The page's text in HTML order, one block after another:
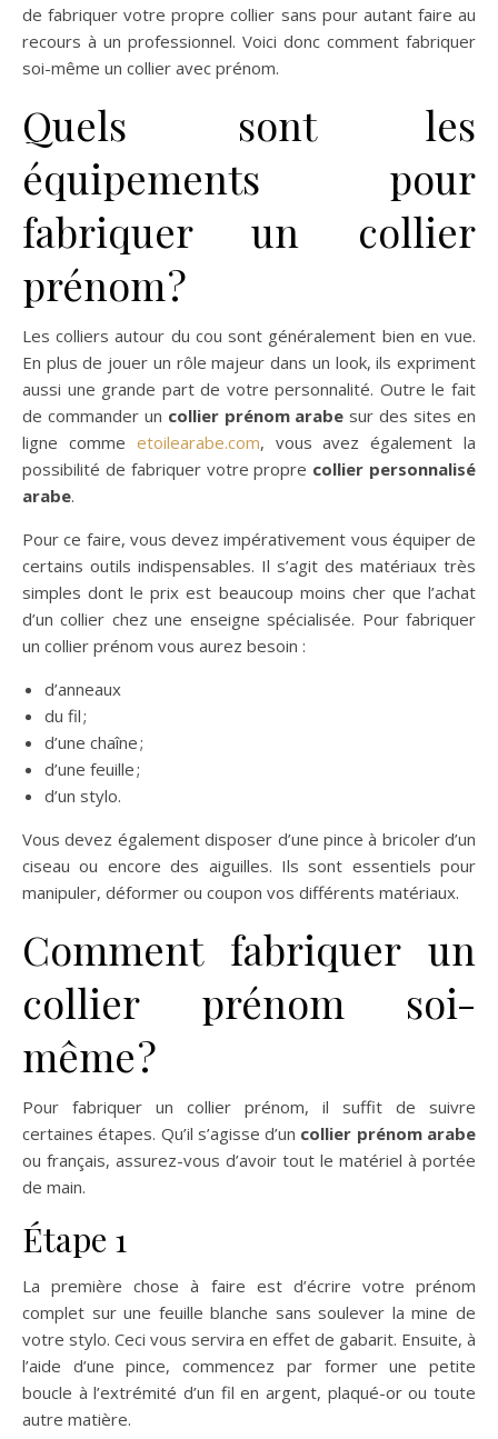
de fabriquer votre propre collier sans pour autant faire au
recours à un professionnel. Voici donc comment fabriquer
soi-même un collier avec prénom.
Quels sont les
équipements pour
fabriquer un collier
prénom ?
Les colliers autour du cou sont généralement bien en vue.
En plus de jouer un rôle majeur dans un look, ils expriment
aussi une grande part de votre personnalité. Outre le fait
de commander un collier prénom arabe sur des sites en
ligne comme etoilearabe.com, vous avez également la
possibilité de fabriquer votre propre collier personnalisé
arabe.
Pour ce faire, vous devez impérativement vous équiper de
certains outils indispensables. Il s’agit des matériaux très
simples dont le prix est beaucoup moins cher que l’achat
d’un collier chez une enseigne spécialisée. Pour fabriquer
un collier prénom vous aurez besoin :
d’anneaux
du fil ;
d’une chaîne ;
d’une feuille ;
d’un stylo.
Vous devez également disposer d’une pince à bricoler d’un
ciseau ou encore des aiguilles. Ils sont essentiels pour
manipuler, déformer ou coupon vos différents matériaux.
Comment fabriquer un
collier prénom soi-
même ?
Pour fabriquer un collier prénom, il suffit de suivre
certaines étapes. Qu’il s’agisse d’un collier prénom arabe
ou français, assurez-vous d’avoir tout le matériel à portée
de main.
Étape 1
La première chose à faire est d’écrire votre prénom
complet sur une feuille blanche sans soulever la mine de
votre stylo. Ceci vous servira en effet de gabarit. Ensuite, à
l’aide d’une pince, commencez par former une petite
boucle à l’extrémité d’un fil en argent, plaqué-or ou toute
autre matière.